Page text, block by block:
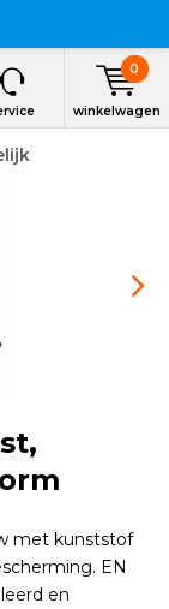
winkelwagen
0
met kunststof
EN
en